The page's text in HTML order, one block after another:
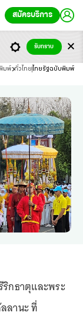
สมัครบริการ
มพ์ ทั่วไทย ไทยรัฐฉบับพิมพ์
กธาตุและพระ
ลานะ ที่
รับทราบ